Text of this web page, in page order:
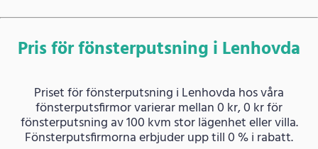
Pris för fönsterputsning i Lenhovda
Priset för fönsterputsning i Lenhovda hos våra
fönsterputsfirmor varierar mellan 0 kr, 0 kr för
fönsterputsning av 100 kvm stor lägenhet eller villa.
Fönsterputsfirmorna erbjuder upp till 0 % i rabatt.